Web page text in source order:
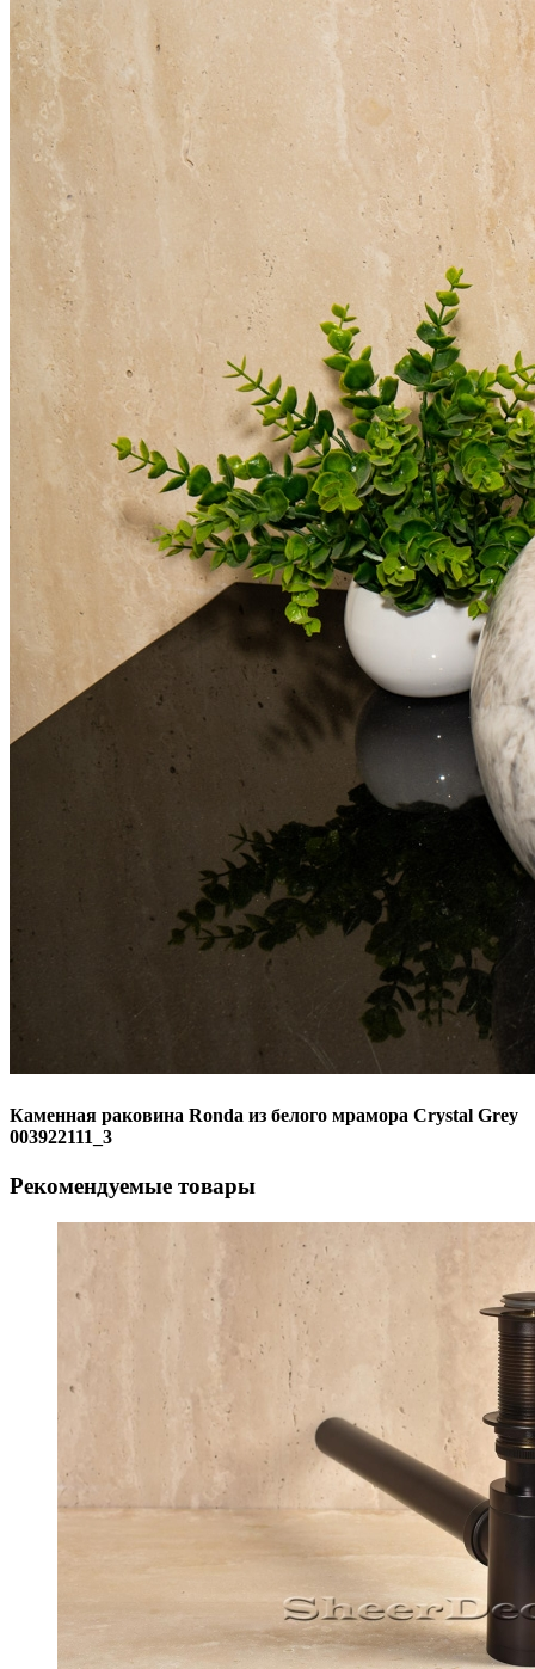
Каменная раковина Ronda из белого мрамора Crystal Grey
003922111_3
Рекомендуемые товары